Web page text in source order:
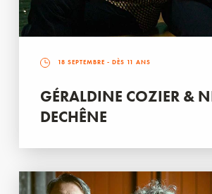
18 SEPTEMBRE - DÈS 11 ANS
GÉRALDINE COZIER &
DECHÊNE